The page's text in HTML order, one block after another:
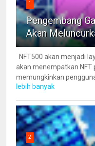
1
Pengembang
Akan
NFT500 akan menjadi
akan menempatkan
memungkinkan
lebih banyak
2